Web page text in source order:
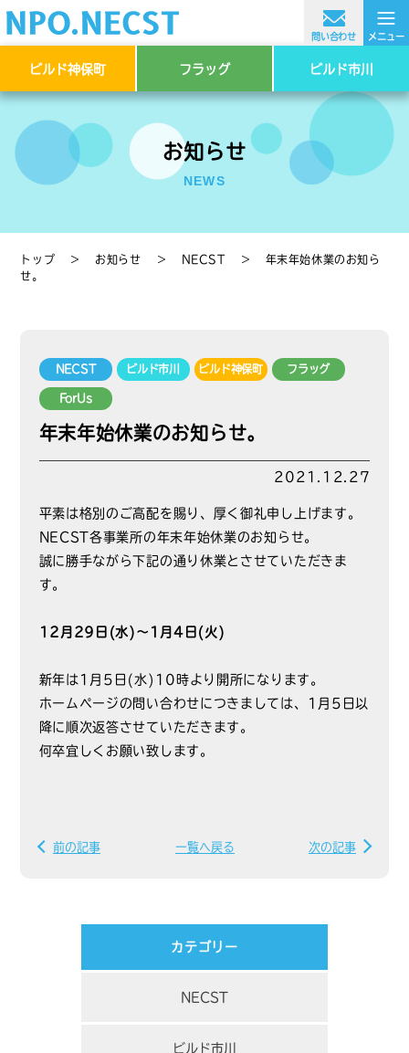
≡
メニュー
問い合わせ
ビルド神保町 フラッグ ビルド市川
お知らせ
NEWS
トップ ＞ お知らせ ＞ NECST＞ 年末年始休業のお知ら
せ。
NECST ビルド市川 ビルド神保町 フラッグ
ForUs
年末年始休業のお知らせ。
2021.12.27
平素は格別のご高配を賜り、厚く御礼申し上げます。
NECST各事業所の年末年始休業のお知らせ。
誠に勝手ながら下記の通り休業とさせていただきま
す。
12月29日(水)～1月4日(火)
新年は1月5日(水)10時より開所になります。
ホームページの問い合わせにつきましては、1月5日以
降に順次返答させていただきます。
何卒宜しくお願い致します。
前の記事 一覧へ戻る 次の記事
カテゴリー
NECST
ビルド市川